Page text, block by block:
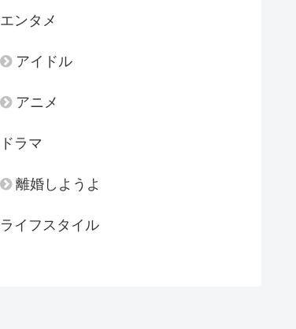
エンタメ
アイドル
アニメ
ドラマ
離婚しようよ
ライフスタイル